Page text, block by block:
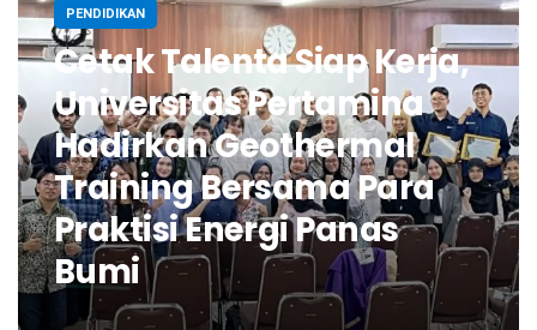
PENDIDIKAN
Cetak Talenta Siap Kerja,
Universitas Pertamina
Hadirkan Geothermal
Training Bersama Para
Praktisi Energi Panas
Bumi